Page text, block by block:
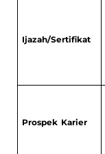
Ijazah/Sertifikat
Prospek Karier